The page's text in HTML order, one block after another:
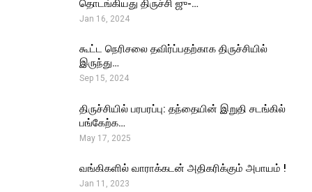
தொடங்கியது திருச்சி ஜு-…
Jan 16, 2024
கூட்ட நெரிசலை தவிர்ப்பதற்காக திருச்சியில்
இருந்து…
Sep 15, 2024
திருச்சியில் பரபரப்பு: தந்தையின் இறுதி சடங்கில்
பங்கேற்க…
May 17, 2025
வங்கிகளில் வாராக்கடன் அதிகரிக்கும் அபாயம் !
Jan 11, 2023